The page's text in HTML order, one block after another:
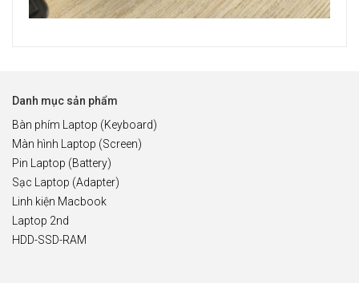
Danh mục sản phẩm
Bàn phím Laptop (Keyboard)
Màn hình Laptop (Screen)
Pin Laptop (Battery)
Sạc Laptop (Adapter)
Linh kiện Macbook
Laptop 2nd
HDD-SSD-RAM